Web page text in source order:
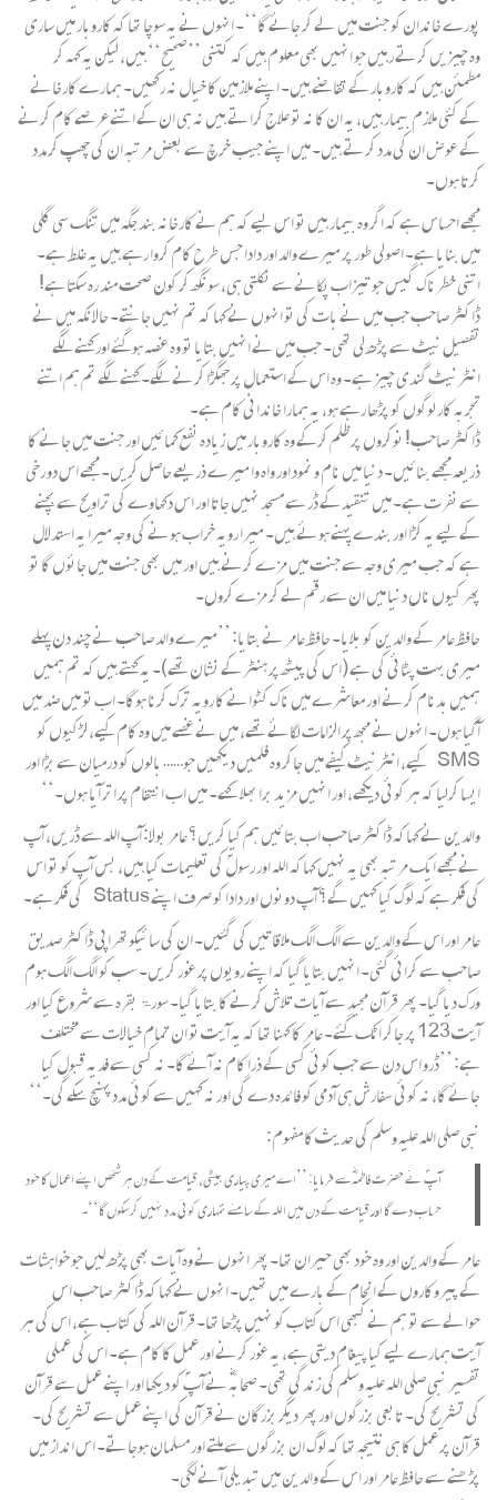
پورے خاندان کو جنت میں لے کر جائے گا‘‘۔ انہوں نے یہ سوچا تھا کہ کاروبار میں ساری
وہ چیزیں کرتے رہیں جو انہیں بھی معلوم ہیں کہ کتنی ’’صحیح‘‘ ہیں، لیکن یہ کہہ کر
مطمئن ہیں کہ کاروبار کے تقاضے ہیں۔ اپنے ملازمین کا خیال نہ رکھیں۔ ہمارے کارخانے
کے کئی ملازم بیمار ہیں، یہ ان کا نہ تو علاج کراتے ہیں نہ ہی ان کے اتنے عرصے کام کرنے
کے عوض ان کی مدد کرتے ہیں۔ میں اپنے جیب خرچ سے بعض مرتبہ ان کی چھپ کر مدد
کرتا ہوں۔
مجھے احساس ہے کہ اگر وہ بیمار ہیں تو اس لیے کہ ہم نے کارخانہ بند جگہ میں تنگ سی گلی
میں بنایا ہے۔ اصولی طور پر میرے والد اور دادا جس طرح کام کروا رہے ہیں یہ غلط ہے۔
اتنی خطرناک گیس جو تیزاب پکانے سے نکلتی ہی، سونگھ کر کون صحت مند رہ سکتا ہے!
ڈاکٹر صاحب جب میں نے بات کی تو انہوں نے کہا کہ تم نہیں جانتے۔ حالانکہ میں نے
تفصیل نیٹ سے پڑھ لی تھی۔ جب میں نے انہیں بتایا تو وہ غصہ ہوگئے اور کہنے لگے
انٹرنیٹ گندی چیز ہے۔ وہ اس کے استعمال پر جھگڑا کرنے لگے۔ کہنے لگے تم ہم اتنے
تجربہ کار لوگوں کو پڑھا رہے ہو، یہ ہمارا خاندانی کام ہے۔
ڈاکٹر صاحب! نوکروں پر ظلم کرکے وہ کاروبار میں زیادہ نفع کمائیں اور جنت میں جانے کا
ذریعہ مجھے بنائیں۔ دنیا میں نام و نمود اور واہ وا میرے ذریعے حاصل کریں۔ مجھے اس دو رخی
سے نفرت ہے۔ میں تنقید کے ڈر سے مسجد نہیں جاتا اور اس دکھاوے کی تراویح سے بچنے
کے لیے یہ کڑا اور بندے پہنے ہوئے ہیں۔ میرا رویہ خراب ہونے کی وجہ میرا یہ استدلال
ہے کہ جب میری وجہ سے جنت میں مزے کرنے ہیں اور میں بھی جنت میں جائوں گا تو
پھر کیوں ناں دنیا میں ان سے رقم لے کر مزے کروں۔
حافظ عامر کے والدین کو بلایا۔ حافظ عامر نے بتایا: ’’میرے والد صاحب نے چند دن پہلے
میری بہت پٹائی کی ہے (اس کی پیٹھ پر ہنٹر کے نشان تھے)۔ یہ کہتے ہیں کہ تم ہمیں
ہمیں بدنام کرنے اور معاشرے میں ناک کٹوانے کا رویہ ترک کرنا ہوگا۔ اب تو میں ضد میں
آگیا ہوں۔ انہوں نے مجھ پر الزامات لگائے تھے، میں نے غصے میں وہ کام کیے، لڑکیوں کو
SMS کیے، انٹرنیٹ کیفے میں جاکر وہ فلمیں دیکھیں جو…… بالوں کو درمیان سے بڑا اور
ایسا کرلیا کہ ہر کوئی دیکھے، اور انہیں مزید برا بھلا کہے۔ میں اب انتقام پر اتر آیا ہوں۔‘‘
والدین نے کہاکہ ڈاکٹر صاحب اب بتائیں ہم کیا کریں؟ عامر بولا: آپ اللہ سے ڈریں، آپ
نے مجھے ایک مرتبہ بھی یہ نہیں کہاکہ اللہ اور رسولؐ کی تعلیمات کیا ہیں، بس آپ کو تو اس
کی فکر ہے کہ لوگ کیا کہیں گے؟ آپ دونوں اور دادا کو صرف اپنے Status کی فکر ہے۔
عامر اور اس کے والدین سے الگ الگ ملاقاتیں کی گئیں۔ ان کی سائیکوتھراپی ڈاکٹر صدیق
صاحب سے کرائی گئی۔ انہیں بتایا گیا کہ اپنے رویوں پر غور کریں۔ سب کو الگ الگ ہوم
ورک دیا گیا۔ پھر قرآن مجید سے آیات تلاش کرنے کا بتایا گیا۔ سورۃ بقرہ سے شروع کیا اور
آیت 123 پر جاکر اٹک گئے۔ عامر کا کہنا تھا کہ یہ آیت تو ان تمام خیالات سے مختلف
ہے: ’’ڈرو اس دن سے جب کوئی کسی کے ذرا کام نہ آئے گا۔ نہ کسی سے فدیہ قبول کیا
جائے گا، نہ کوئی سفارش ہی آدمی کو فائدہ دے گی اور نہ کہیں سے کوئی مدد پہنچ سکے گی۔‘‘
نبی صلی اللہ علیہ وسلم کی حدیث کا مفہوم:
آپؐ نے حضرت فاطمہؓ سے فرمایا: ’’اے میری پیاری بیٹی، قیامت کے دن ہر شخص اپنے اعمال کا خود
حساب دے گا اور قیامت کے دن میں اللہ کے سامنے تمہاری کوئی مدد نہیں کرسکوں گا‘‘۔
عامر کے والدین اور وہ خود بھی حیران تھا۔ پھر انہوں نے وہ آیات بھی پڑھ لیں جو خواہشات
کے پیروکاروں کے انجام کے بارے میں تھیں۔ انہوں نے کہا کہ ڈاکٹر صاحب اس
حوالے سے تو ہم نے کبھی اس کتاب کو نہیں پڑھا تھا۔ قرآن اللہ کی کتاب ہے، اس کی ہر
آیت ہمارے لیے کیا پیغام دیتی ہے، یہ غور کرنے اور عمل کا کام ہے۔ اس کی عملی
تفسیر نبی صلی اللہ علیہ وسلم کی زندگی تھی۔ صحابہؓ نے آپؐ کو دیکھا اور اپنے عمل سے قرآن
کی تشریح کی۔ تابعی بزرگوں اور پھر دیگر بزرگان نے قرآن کی اپنے عمل سے تشریح کی۔
قرآن پر عمل کا ہی نتیجہ تھا کہ لوگ ان بزرگوں سے ملتے اور مسلمان ہوجاتے۔ اس انداز میں
پڑھنے سے حافظ عامر اور اس کے والدین میں تبدیلی آنے لگی۔